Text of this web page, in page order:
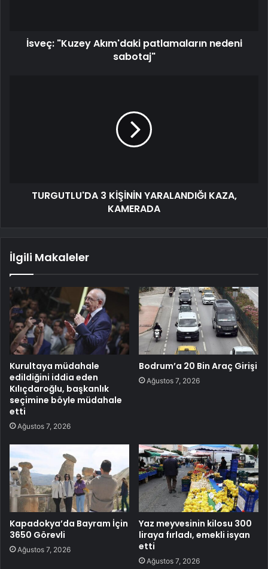
İsveç: "Kuzey Akım'daki patlamaların nedeni
sabotaj"
TURGUTLU'DA 3 KİŞİNİN YARALANDIĞI KAZA,
KAMERADA
İlgili Makaleler
Kurultaya müdahale
edildiğini iddia eden
Kılıçdaroğlu, başkanlık
seçimine böyle müdahale
etti
Ağustos 7, 2026
Bodrum’a 20 Bin Araç Girişi
Ağustos 7, 2026
Kapadokya’da Bayram İçin
3650 Görevli
Ağustos 7, 2026
Yaz meyvesinin kilosu 300
liraya fırladı, emekli isyan
etti
Ağustos 7, 2026